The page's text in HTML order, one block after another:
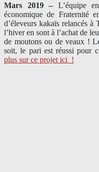
Mars 2019 – L’équipe
économique de Fraternité
d’éleveurs kakaïs relancés à
l’hiver en sont à l’achat de
de moutons ou de veaux !
soit, le pari est réussi pour
plus sur ce projet ici !